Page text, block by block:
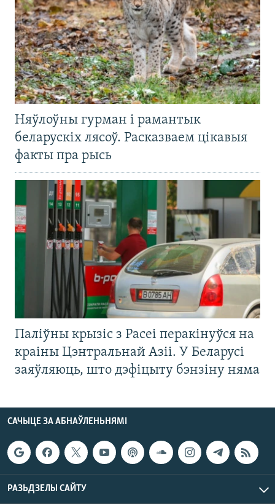
Няўлоўны гурман і рамантык
беларускіх лясоў. Расказваем цікавыя
факты пра рысь
Паліўны крызіс з Расеі перакінуўся на
краіны Цэнтральнай Азіі. У Беларусі
заяўляюць, што дэфіцыту бэнзіну няма
САЧЫЦЕ ЗА АБНАЎЛЕНЬНЯМІ
РАЗЬДЗЕЛЫ САЙТУ